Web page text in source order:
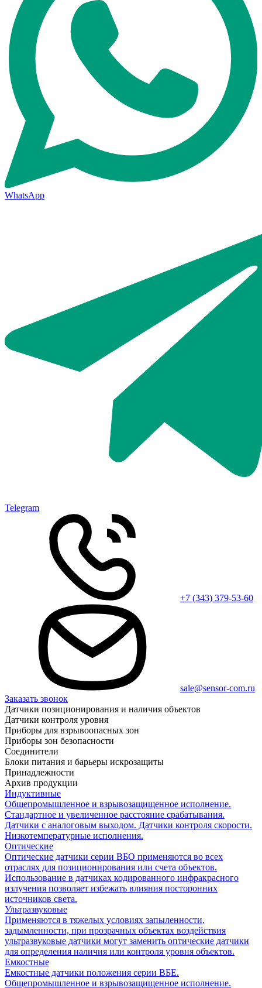
WhatsApp
Telegram
+7 (343) 379-53-60
sale@sensor-com.ru
Заказать звонок
Датчики позиционирования и наличия объектов
Датчики контроля уровня
Приборы для взрывоопасных зон
Приборы зон безопасности
Соединители
Блоки питания и барьеры искрозащиты
Принадлежности
Архив продукции
Индуктивные
Общепромышленное и взрывозащищенное исполнение.
Стандартное и увеличенное расстояние срабатывания.
Датчики с аналоговым выходом. Датчики контроля скорости.
Низкотемпературные исполнения.
Оптические
Оптические датчики серии ВБО применяются во всех
отраслях для позиционирования или счета объектов.
Использование в датчиках кодированного инфракрасного
излучения позволяет избежать влияния посторонних
источников света.
Ультразвуковые
Применяются в тяжелых условиях запыленности,
задымленности, при прозрачных объектах воздействия
ультразвуковые датчики могут заменить оптические датчики
для определения наличия или контроля уровня объектов.
Емкостные
Емкостные датчики положения серии ВБЕ.
Общепромышленное и взрывозащищенное исполнение.